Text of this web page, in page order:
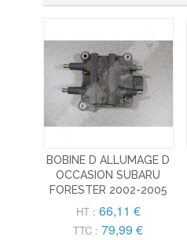
BOBINE D ALLUMAGE D
OCCASION SUBARU
FORESTER 2002-2005
HT : 66,11 €
TTC : 79,99 €